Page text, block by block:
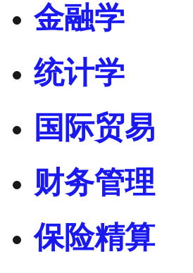
金融学
统计学
国际贸易
财务管理
保险精算